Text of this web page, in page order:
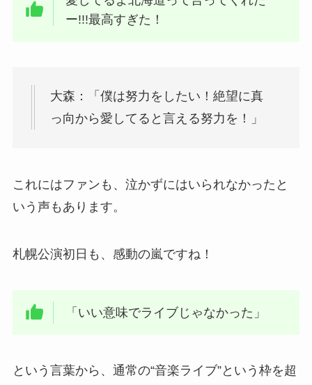
ー!!!最高すぎた！
大森：「僕は努力をしたい！絶望に真
っ向から愛してると言える努力を！」
これにはファンも、泣かずにはいられなかったと
いう声もあります。
札幌公演初日も、感動の嵐ですね！
「いい意味でライブじゃなかった」
という言葉から、通常の“音楽ライブ”という枠を超